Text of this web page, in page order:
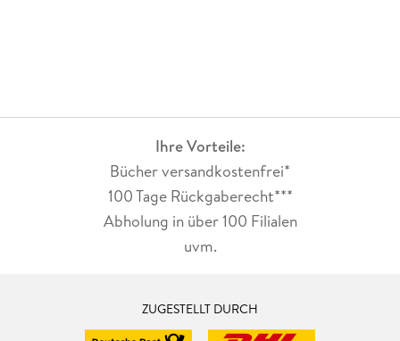
Ihre Vorteile:
Bücher versandkostenfrei*
100 Tage Rückgaberecht***
Abholung in über 100 Filialen
uvm.
ZUGESTELLT DURCH